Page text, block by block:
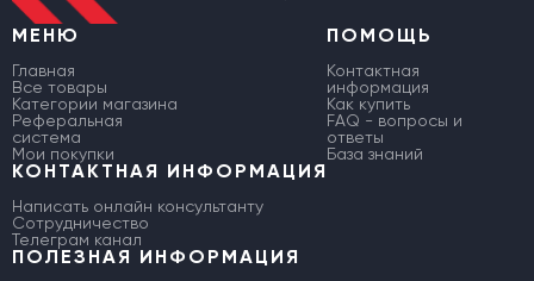
МЕНЮ
Главная
Все товары
Категории магазина
Реферальная
система
Мои покупки
ПОМОЩЬ
Контактная
информация
Как купить
FAQ - вопросы и
ответы
База знаний
КОНТАКТНАЯ ИНФОРМАЦИЯ
Написать онлайн консультанту
Сотрудничество
Телеграм канал
ПОЛЕЗНАЯ ИНФОРМАЦИЯ